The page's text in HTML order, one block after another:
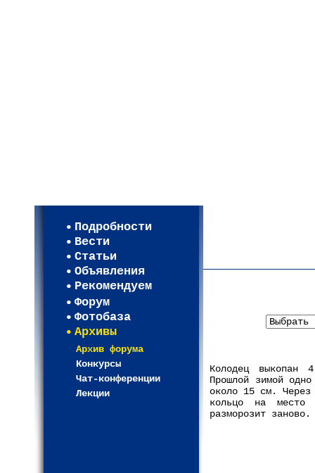
Подробности
Вести
Статьи
Объявления
Рекомендуем
Форум
Фотобаза
Архивы
Архив форума
Конкурсы
Чат-конференции
Лекции
Колодец выкопан
Прошлой зимой
около 15 см. Через
кольцо на место
разморозит